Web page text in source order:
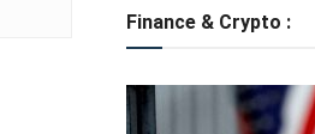
tondeuses
démarrage
Finance & Crypto :